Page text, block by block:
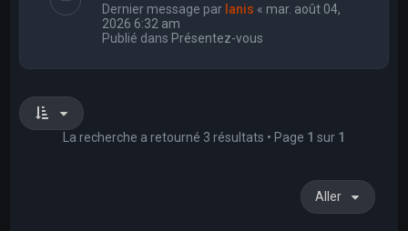
Dernier message par Ianis « mar. août 04,
2026 6:32 am
Publié dans Présentez-vous
La recherche a retourné 3 résultats • Page 1 sur 1
Aller